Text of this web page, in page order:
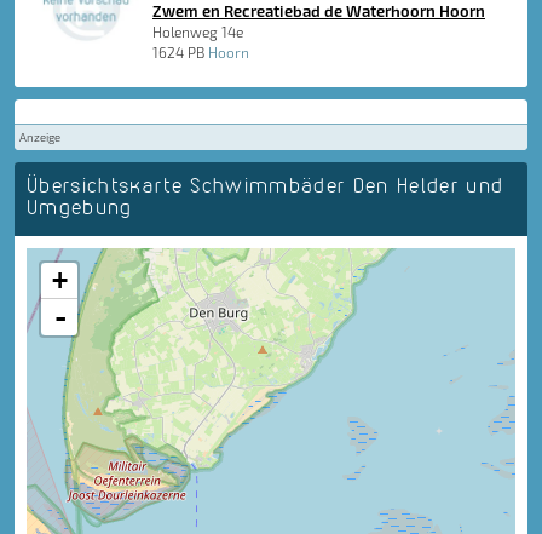
Zwem en Recreatiebad de Waterhoorn Hoorn
Holenweg 14e
1624 PB Hoorn
Anzeige
Übersichtskarte Schwimmbäder Den Helder und
Umgebung
+
-